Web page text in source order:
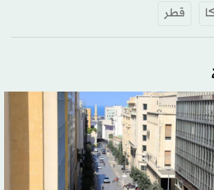
قطر